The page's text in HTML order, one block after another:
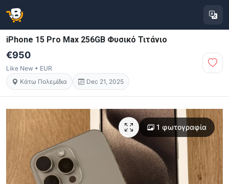
iPhone 15 Pro Max 256GB Φυσικό Τιτάνιο
€950
Like New • EUR
Κάτω Πολεμίδια
Dec 21, 2025
1 φωτογραφία